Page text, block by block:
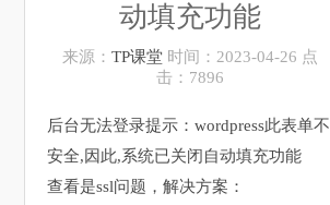
动填充功能
来源： TP课堂时间：2023-04-26 点
击：7896
后台无法登录提示：wordpress此表单不
安全,因此,系统已关闭自动填充功能
查看是ssl问题，解决方案：